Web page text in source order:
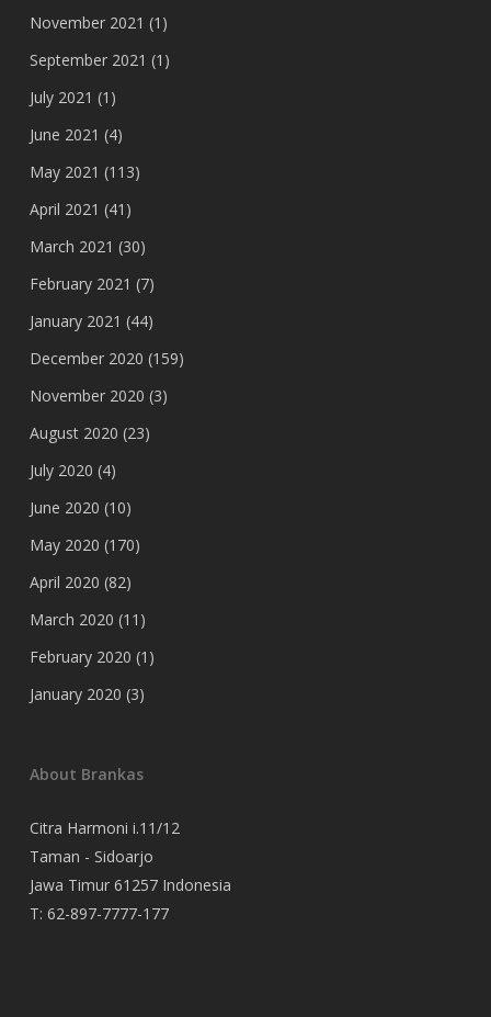
November 2021 (1)
September 2021 (1)
July 2021 (1)
June 2021 (4)
May 2021 (113)
April 2021 (41)
March 2021 (30)
February 2021 (7)
January 2021 (44)
December 2020 (159)
November 2020 (3)
August 2020 (23)
July 2020 (4)
June 2020 (10)
May 2020 (170)
April 2020 (82)
March 2020 (11)
February 2020 (1)
January 2020 (3)
About Brankas
Citra Harmoni i.11/12
Taman - Sidoarjo
Jawa Timur 61257 Indonesia
T: 62-897-7777-177